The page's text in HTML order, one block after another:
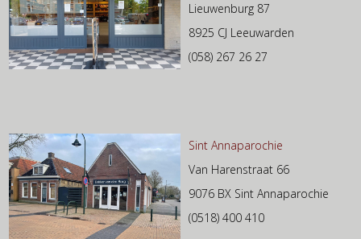
Lieuwenburg 87
8925 CJ Leeuwarden
(058) 267 26 27
Sint Annaparochie
Van Harenstraat 66
9076 BX Sint Annaparochie
(0518) 400 410